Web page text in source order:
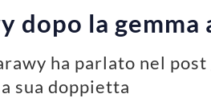
dopo la
ha parlato nel
sua doppietta